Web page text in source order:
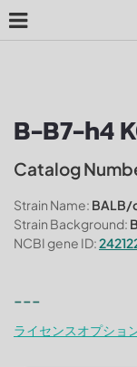
B-B7-h4
Catalog
Strain Name: BALB/
Strain Background:
NCBI gene ID:
---
ライセンスオプショ